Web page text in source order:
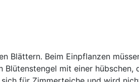
Blättern. Beim Einpflanzen
mit einer